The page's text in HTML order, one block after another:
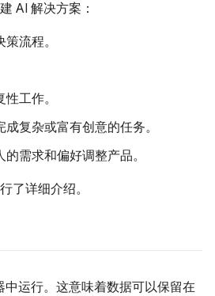
AI 解决方案：
流程。
工作。
复杂或富有创意的任务。
需求和偏好调整产品。
了详细介绍。
运行。这意味着数据可以保留在